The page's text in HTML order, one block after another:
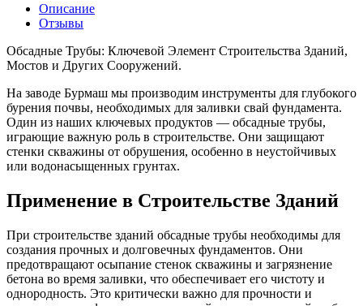
Описание
Отзывы
Обсадные Трубы: Ключевой Элемент Строительства Зданий,
Мостов и Других Сооружений.
На заводе Бурмаш мы производим инструменты для глубокого
бурения почвы, необходимых для заливки свай фундамента.
Один из наших ключевых продуктов — обсадные трубы,
играющие важную роль в строительстве. Они защищают
стенки скважины от обрушения, особенно в неустойчивых
или водонасыщенных грунтах.
Применение в Строительстве Зданий
При строительстве зданий обсадные трубы необходимы для
создания прочных и долговечных фундаментов. Они
предотвращают осыпание стенок скважины и загрязнение
бетона во время заливки, что обеспечивает его чистоту и
однородность. Это критически важно для прочности и